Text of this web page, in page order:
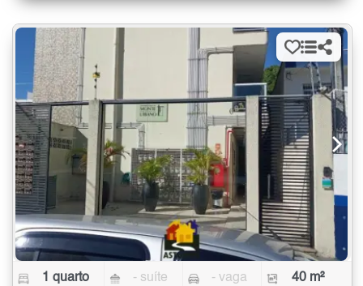
1 quarto - suíte - vaga 40 m²